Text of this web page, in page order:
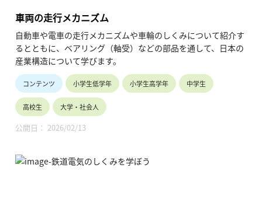
車両の走行メカニズム
自動車や電車の走行メカニズムや車輪のしくみについて紹介す
るとともに、ベアリング（軸受）などの部品を通して、日本の
産業構造について学びます。
コンテンツ 小学生低学年 小学生高学年 中学生
高校生 大学・社会人
公開日： 2026/02/13